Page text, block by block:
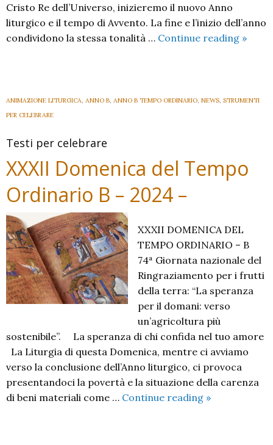
Cristo Re dell’Universo, inizieremo il nuovo Anno
liturgico e il tempo di Avvento. La fine e l’inizio dell’anno
condividono la stessa tonalità … Continue reading XXXIII
»
ANIMAZIONE LITURGICA, ANNO B, ANNO B TEMPO ORDINARIO, NEWS, STRUMENTI
PER CELEBRARE
Testi per celebrare
XXXII Domenica del Tempo
Ordinario B – 2024 –
XXXII DOMENICA DEL
TEMPO ORDINARIO – B
74ª Giornata nazionale del
Ringraziamento per i frutti
della terra: “La speranza
per il domani: verso
un’agricoltura più
sostenibile”. La speranza di chi confida nel tuo amore
La Liturgia di questa Domenica, mentre ci avviamo
verso la conclusione dell’Anno liturgico, ci provoca
presentandoci la povertà e la situazione della carenza
di beni materiali come … Continue reading XXXII
»